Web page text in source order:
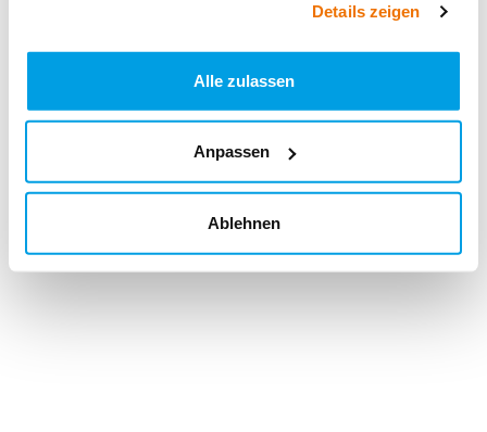
Details zeigen
Alle zulassen
Anpassen
Ablehnen